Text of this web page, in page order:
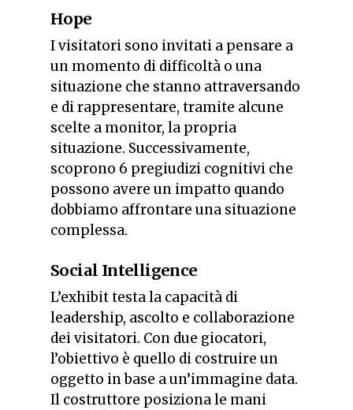
Hope
I visitatori sono invitati a pensare a
un momento di difficoltà o una
situazione che stanno attraversando
e di rappresentare, tramite alcune
scelte a monitor, la propria
situazione. Successivamente,
scoprono 6 pregiudizi cognitivi che
possono avere un impatto quando
dobbiamo affrontare una situazione
complessa.
Social Intelligence
L’exhibit testa la capacità di
leadership, ascolto e collaborazione
dei visitatori. Con due giocatori,
l’obiettivo è quello di costruire un
oggetto in base a un’immagine data.
Il costruttore posiziona le mani